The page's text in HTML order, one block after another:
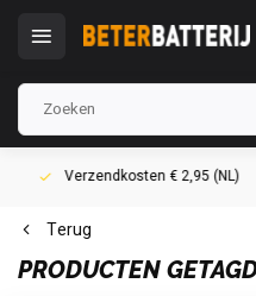
Verzendkosten € 2,95 (NL)
Terug
PRODUCTEN